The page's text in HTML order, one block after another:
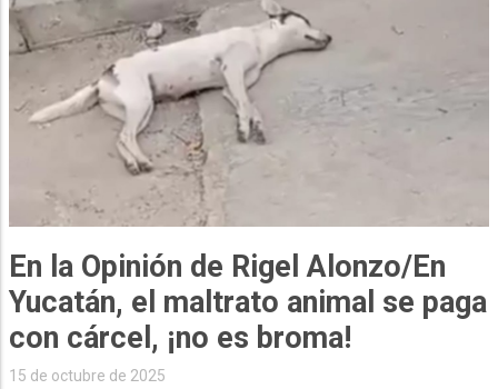
En la Opinión de Rigel Alonzo/En
Yucatán, el maltrato animal se paga
con cárcel, ¡no es broma!
15 de octubre de 2025